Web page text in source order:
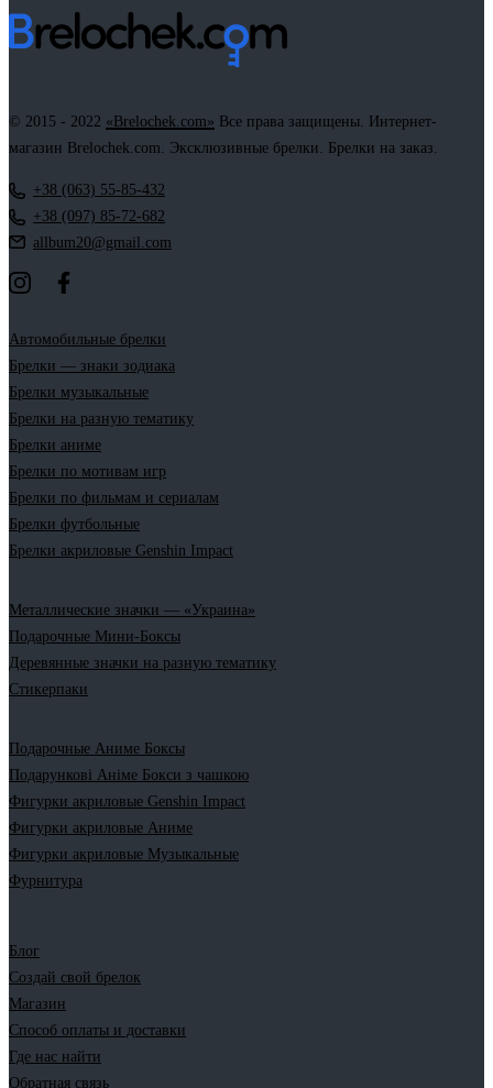
© 2015 - 2022 «Brelochek.com» Все права защищены. Интернет-
магазин Brelochek.com. Эксклюзивные брелки. Брелки на заказ.
+38 (063) 55-85-432
+38 (097) 85-72-682
allbum20@gmail.com
Автомобильные брелки
Брелки — знаки зодиака
Брелки музыкальные
Брелки на разную тематику
Брелки аниме
Брелки по мотивам игр
Брелки по фильмам и сериалам
Брелки футбольные
Брелки акриловые Genshin Impact
Металлические значки — «Украина»
Подарочные Мини-Боксы
Деревянные значки на разную тематику
Стикерпаки
Подарочные Аниме Боксы
Подарункові Аніме Бокси з чашкою
Фигурки акриловые Genshin Impact
Фигурки акриловые Аниме
Фигурки акриловые Музыкальные
Фурнитура
Блог
Создай свой брелок
Магазин
Способ оплаты и доставки
Где нас найти
Обратная связь